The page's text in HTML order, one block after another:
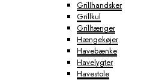
Grillhandsker
Grillkul
Grilltænger
Hængekøjer
Havebænke
Havelygter
Havestole